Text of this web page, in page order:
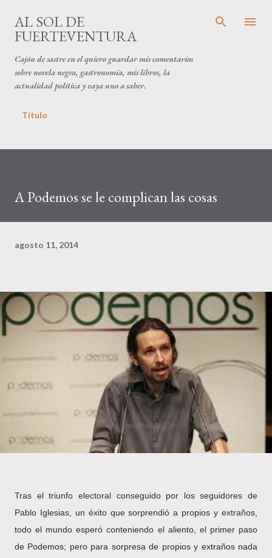
AL SOL DE
FUERTEVENTURA
Cajón de sastre en el quiero guardar mis comentarios
sobre novela negra, gastronomía, mis libros, la
actualidad política y vaya uno a saber.
Título
A Podemos se le complican las cosas
agosto 11, 2014
Tras el triunfo electoral conseguido por los seguidores de
Pablo Iglesias, un éxito que sorprendió a propios y extraños,
todo el mundo esperó conteniendo el aliento, el primer paso
de Podemos; pero para sorpresa de propios y extraños nada